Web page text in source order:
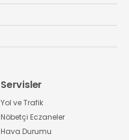
Servisler
Yol ve Trafik
Nöbetçi Eczaneler
Hava Durumu